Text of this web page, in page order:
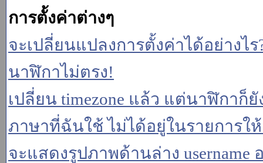
การตั้งค่าต่างๆ
จะเปลี่ยนแปลงการตั้งค่าได้อย่างไร
นาฬิกาไม่ตรง!
เปลี่ยน timezone แล้ว แต่นาฬิกาก็ยั
ภาษาที่ฉันใช้ ไม่ได้อยู่ในรายการใ
จะแสดงรูปภาพด้านล่าง username